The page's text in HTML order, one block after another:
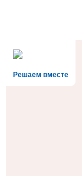
Решаем вместе